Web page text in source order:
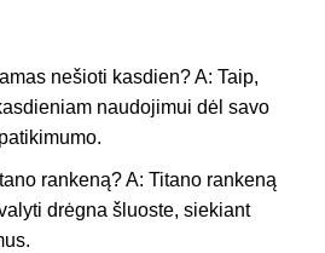
nešioti kasdien? A: Taip,
naudojimui dėl savo
rankeną? A: Titano rankeną
drėgna šluoste, siekiant